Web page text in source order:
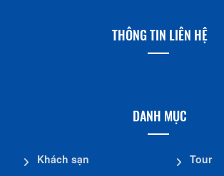
THÔNG TIN LIÊN HỆ
DANH MỤC
Khách sạn
Tour